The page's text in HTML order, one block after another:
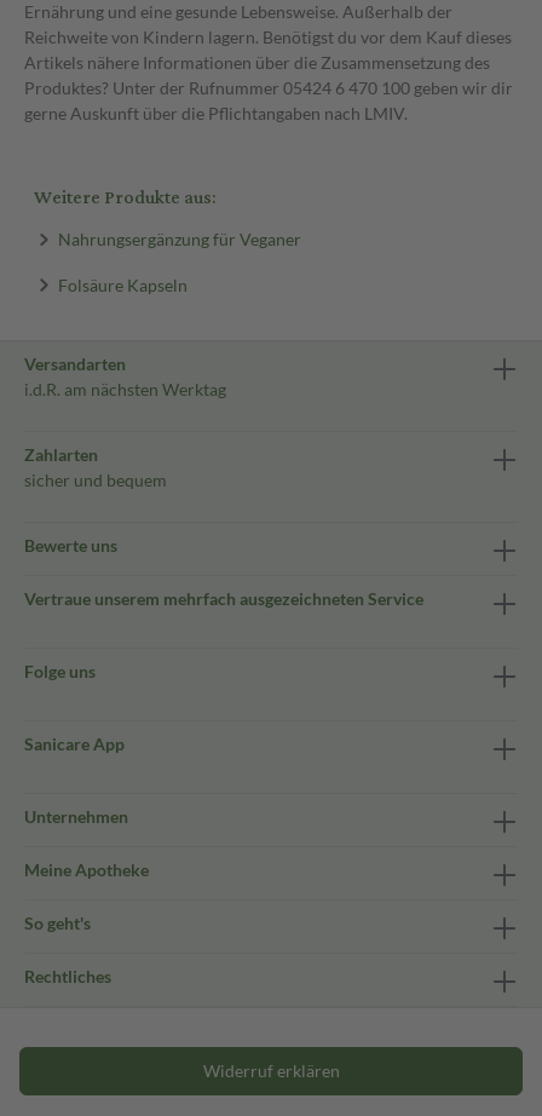
Ernährung und eine gesunde Lebensweise. Außerhalb der
Reichweite von Kindern lagern. Benötigst du vor dem Kauf dieses
Artikels nähere Informationen über die Zusammensetzung des
Produktes? Unter der Rufnummer 05424 6 470 100 geben wir dir
gerne Auskunft über die Pflichtangaben nach LMIV.
Weitere Produkte aus:
Nahrungsergänzung für Veganer
Folsäure Kapseln
Versandarten
i.d.R. am nächsten Werktag
Zahlarten
sicher und bequem
Bewerte uns
Vertraue unserem mehrfach ausgezeichneten Service
Folge uns
Sanicare App
Unternehmen
Meine Apotheke
So geht's
Rechtliches
Widerruf erklären